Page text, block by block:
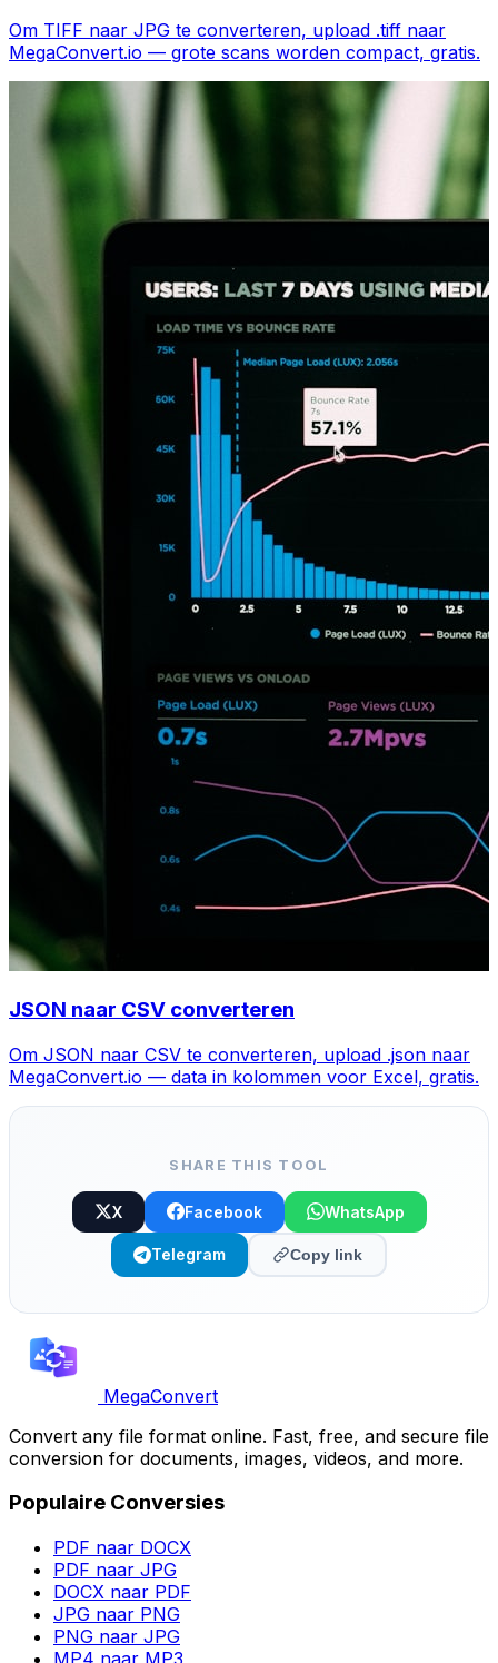
Om TIFF naar JPG te converteren, upload .tiff naar
MegaConvert.io — grote scans worden compact, gratis.
JSON naar CSV converteren
Om JSON naar CSV te converteren, upload .json naar
MegaConvert.io — data in kolommen voor Excel, gratis.
SHARE THIS TOOL
X Facebook WhatsApp
Telegram Copy link
MegaConvert
Convert any file format online. Fast, free, and secure file
conversion for documents, images, videos, and more.
Populaire Conversies
PDF naar DOCX
PDF naar JPG
DOCX naar PDF
JPG naar PNG
PNG naar JPG